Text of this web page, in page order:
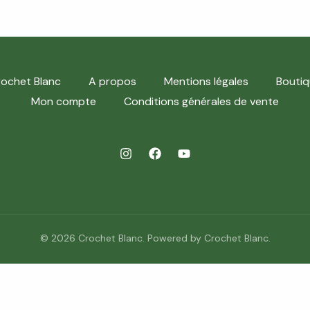
Blanc A propos Mentions légales
Mon compte
Conditions générales de vente
© 2026 Crochet Blanc. Powered by Crochet Blanc.